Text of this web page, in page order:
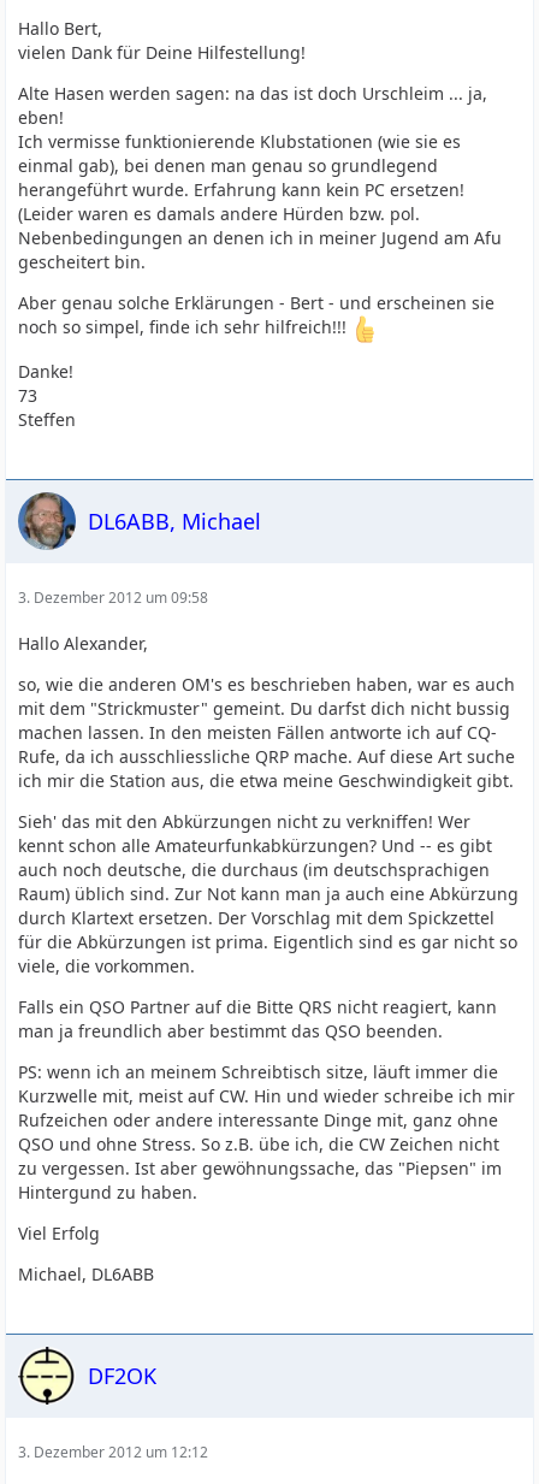
Hallo Bert,
vielen Dank für Deine Hilfestellung!
Alte Hasen werden sagen: na das ist doch Urschleim ... ja,
eben!
Ich vermisse funktionierende Klubstationen (wie sie es
einmal gab), bei denen man genau so grundlegend
herangeführt wurde. Erfahrung kann kein PC ersetzen!
(Leider waren es damals andere Hürden bzw. pol.
Nebenbedingungen an denen ich in meiner Jugend am Afu
gescheitert bin.
Aber genau solche Erklärungen - Bert - und erscheinen sie
noch so simpel, finde ich sehr hilfreich!!!
Danke!
73
Steffen
DL6ABB, Michael
3. Dezember 2012 um 09:58
Hallo Alexander,
so, wie die anderen OM's es beschrieben haben, war es auch
mit dem "Strickmuster" gemeint. Du darfst dich nicht bussig
machen lassen. In den meisten Fällen antworte ich auf CQ-
Rufe, da ich ausschliessliche QRP mache. Auf diese Art suche
ich mir die Station aus, die etwa meine Geschwindigkeit gibt.
Sieh' das mit den Abkürzungen nicht zu verkniffen! Wer
kennt schon alle Amateurfunkabkürzungen? Und -- es gibt
auch noch deutsche, die durchaus (im deutschsprachigen
Raum) üblich sind. Zur Not kann man ja auch eine Abkürzung
durch Klartext ersetzen. Der Vorschlag mit dem Spickzettel
für die Abkürzungen ist prima. Eigentlich sind es gar nicht so
viele, die vorkommen.
Falls ein QSO Partner auf die Bitte QRS nicht reagiert, kann
man ja freundlich aber bestimmt das QSO beenden.
PS: wenn ich an meinem Schreibtisch sitze, läuft immer die
Kurzwelle mit, meist auf CW. Hin und wieder schreibe ich mir
Rufzeichen oder andere interessante Dinge mit, ganz ohne
QSO und ohne Stress. So z.B. übe ich, die CW Zeichen nicht
zu vergessen. Ist aber gewöhnungssache, das "Piepsen" im
Hintergund zu haben.
Viel Erfolg
Michael, DL6ABB
DF2OK
3. Dezember 2012 um 12:12